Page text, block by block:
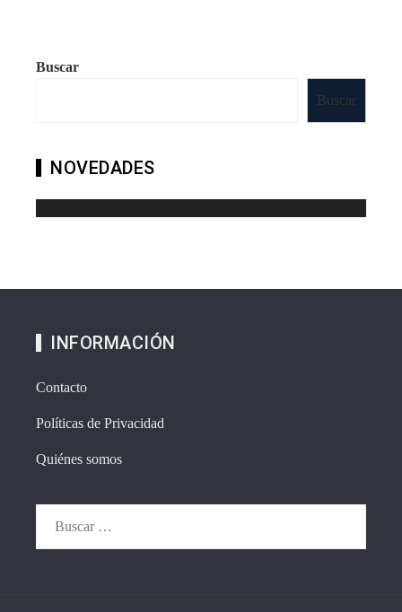
Buscar
Buscar
NOVEDADES
INFORMACIÓN
Contacto
Políticas de Privacidad
Quiénes somos